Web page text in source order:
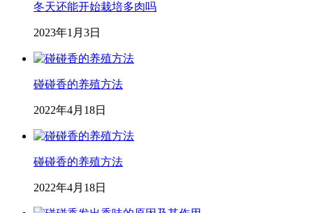
冬天还能开始栽培多肉吗
2023年1月3日
碰碰香的养殖方法
2022年4月18日
碰碰香的养殖方法
2022年4月18日